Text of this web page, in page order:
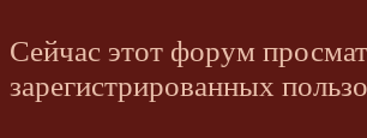
Сейчас этот форум
зарегистрированных